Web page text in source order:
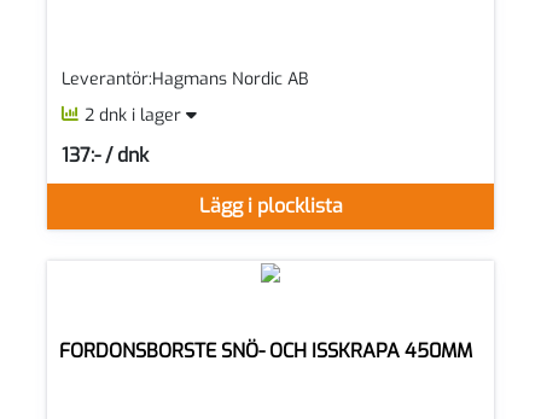
Leverantör:Hagmans Nordic AB
2 dnk i lager
Lägg i plocklista
137:- / dnk
SEK per DNK
FORDONSBORSTE SNÖ- OCH ISSKRAPA 450MM